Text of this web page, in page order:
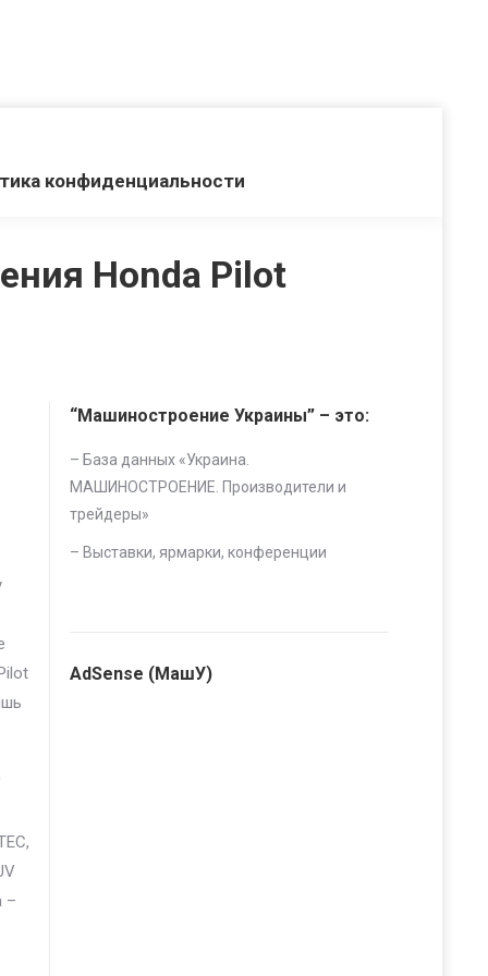
конфиденциальности
Honda Pilot
–
“Машиностроение Украины” – это:
– База данных «Украина.
МАШИНОСТРОЕНИЕ. Производители и
трейдеры»
– Выставки, ярмарки, конференции
AdSense (МашУ)